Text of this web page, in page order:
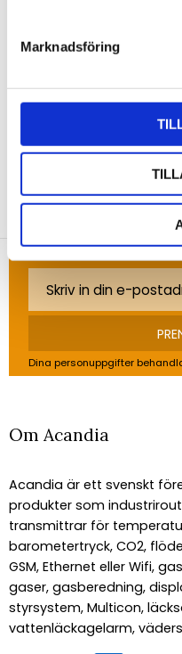
Marknadsföring
Bli den första att
NYHETSBREV
Anmäl dig till vårt
senaste nyheterna!
Dina personuppgifter
Om Acandia
Acandia är ett svenskt
produkter som
transmittrar för
barometertryck, CO2,
GSM, Ethernet eller Wifi,
gaser, gasberedning,
styrsystem, Multicon,
vattenläckagelarm,